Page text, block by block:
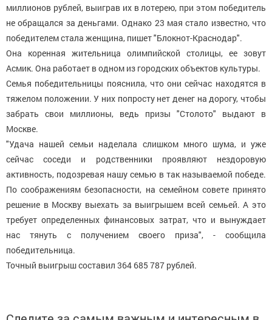
миллионов рублей, выиграв их в лотерею, при этом победитель
не обращался за деньгами. Однако 23 мая стало известно, что
победителем стала женщина, пишет "Блокнот-Краснодар".
Она коренная жительница олимпийской столицы, ее зовут
Асмик. Она работает в одном из городских объектов культуры.
Семья победительницы пояснила, что они сейчас находятся в
тяжелом положении. У них попросту нет денег на дорогу, чтобы
забрать свои миллионы, ведь призы "Столото" выдают в
Москве.
"Удача нашей семьи наделала слишком много шума, и уже
сейчас соседи и родственники проявляют нездоровую
активность, подозревая нашу семью в так называемой победе.
По соображениям безопасности, на семейном совете принято
решение в Москву выехать за выигрышем всей семьей. А это
требует определенных финансовых затрат, что и вынуждает
нас тянуть с получением своего приза", - сообщила
победительница.
Точный выигрыш составил 364 685 787 рублей.